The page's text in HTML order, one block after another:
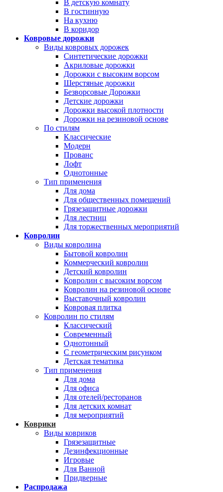
В детскую комнату
В гостинную
На кухню
В коридор
Ковровые дорожки
Виды ковровых дорожек
Синтетические дорожки
Акриловые дорожки
Дорожки с высоким ворсом
Шерстяные дорожки
Безворсовые Дорожки
Детские дорожки
Дорожки высокой плотности
Дорожки на резиновой основе
По стилям
Классические
Модерн
Прованс
Лофт
Однотонные
Тип применения
Для дома
Для общественных помещений
Грязезащитные дорожки
Для лестниц
Для торжественных мероприятий
Ковролин
Виды ковролина
Бытовой ковролин
Коммерческий ковролин
Детский ковролин
Ковролин с высоким ворсом
Ковролин на резиновой основе
Выставочный ковролин
Ковровая плитка
Ковролин по стилям
Классический
Современный
Однотонный
С геометрическим рисунком
Детская тематика
Тип применения
Для дома
Для офиса
Для отелей/ресторанов
Для детских комнат
Для мероприятий
Коврики
Виды ковриков
Грязезащитные
Дезинфекционные
Игровые
Для Ванной
Придверные
Распродажа